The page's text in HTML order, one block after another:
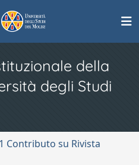
della
degli Studi
1 Contributo su Rivista